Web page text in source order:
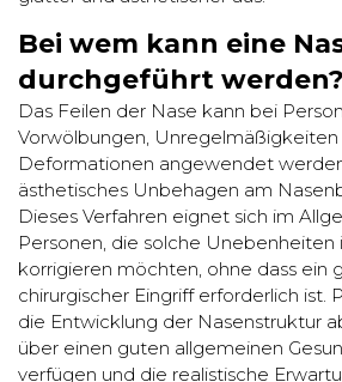
Bei wem kann eine
durchgeführt werden?
Das Feilen der Nase kann bei
Vorwölbungen,
Deformationen angewendet
ästhetisches Unbehagen am
Dieses Verfahren eignet sich im
Personen, die solche Unebenheiten
korrigieren möchten, ohne dass ein
chirurgischer Eingriff erforderlich ist.
die Entwicklung der Nasenstruktur
über einen guten allgemeinen
verfügen und die realistische